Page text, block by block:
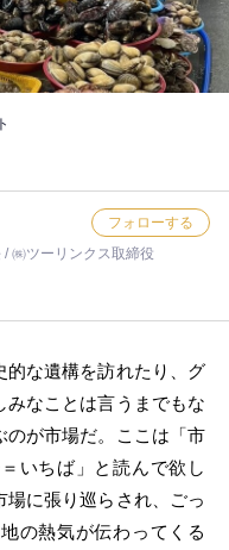
㈱ツーリンクス取締役
フォローする
な遺構を訪れたり、グ
みなことは言うまでもな
のが市場だ。ここは「市
いちば」と読んで欲し
に張り巡らされ、ごっ
の熱気が伝わってくる